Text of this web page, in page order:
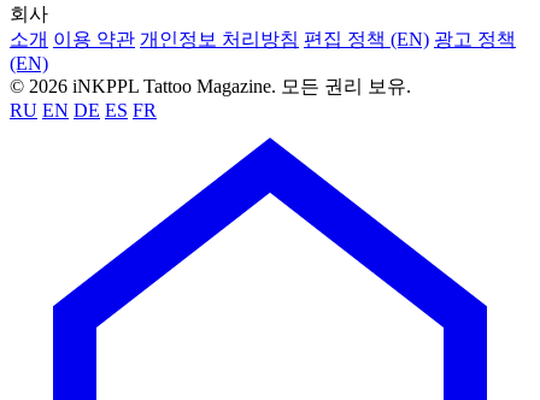
회사
소개 이용 약관 개인정보 처리방침 편집 정책 (EN) 광고 정책
(EN)
© 2026 iNKPPL Tattoo Magazine. 모든 권리 보유.
RU EN DE ES FR